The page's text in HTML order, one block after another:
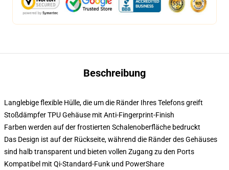
Beschreibung
Langlebige flexible Hülle, die um die Ränder Ihres Telefons greift
Stoßdämpfer TPU Gehäuse mit Anti-Fingerprint-Finish
Farben werden auf der frostierten Schalenoberfläche bedruckt
Das Design ist auf der Rückseite, während die Ränder des Gehäuses
sind halb transparent und bieten vollen Zugang zu den Ports
Kompatibel mit Qi-Standard-Funk und PowerShare